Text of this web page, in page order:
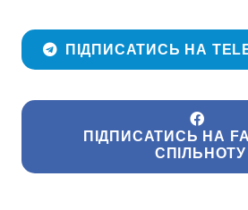
ПІДПИСАТИСЬ НА
ПІДПИСАТИСЬ НА
СПІЛЬНОТУ